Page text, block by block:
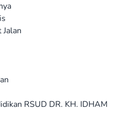
RSUD DR. KH. IDHAM